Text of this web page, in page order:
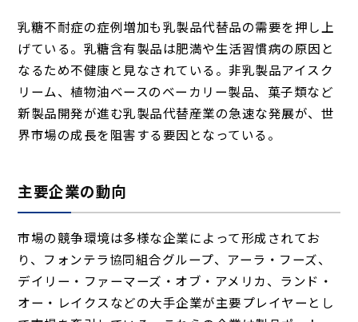
乳糖不耐症の症例増加も乳製品代替品の需要を押し上
げている。乳糖含有製品は肥満や生活習慣病の原因と
なるため不健康と見なされている。非乳製品アイスク
リーム、植物油ベースのベーカリー製品、菓子類など
新製品開発が進む乳製品代替産業の急速な発展が、世
界市場の成長を阻害する要因となっている。
主要企業の動向
市場の競争環境は多様な企業によって形成されてお
り、フォンテラ協同組合グループ、アーラ・フーズ、
デイリー・ファーマーズ・オブ・アメリカ、ランド・
オー・レイクスなどの大手企業が主要プレイヤーとし